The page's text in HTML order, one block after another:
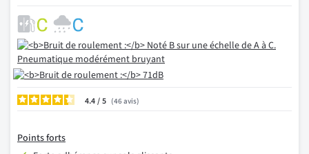
4.4/ 46avis
Points forts